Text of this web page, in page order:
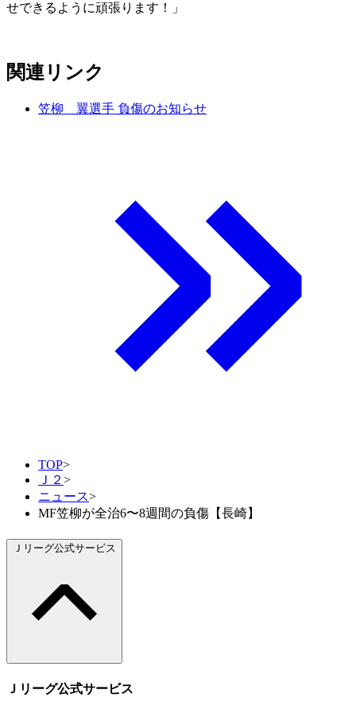
せできるように頑張ります！」
関連リンク
笠柳 翼選手 負傷のお知らせ
TOP>
Ｊ２ >
ニュース>
MF笠柳が全治6〜8週間の負傷【長崎】
Ｊリーグ公式サービス
Ｊリーグ公式サービス